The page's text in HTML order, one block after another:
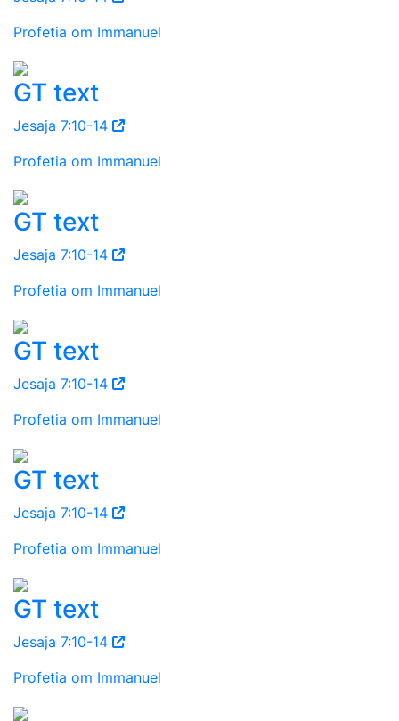
Profetia om Immanuel
GT text
Jesaja 7:10-14
Profetia om Immanuel
GT text
Jesaja 7:10-14
Profetia om Immanuel
GT text
Jesaja 7:10-14
Profetia om Immanuel
GT text
Jesaja 7:10-14
Profetia om Immanuel
GT text
Jesaja 7:10-14
Profetia om Immanuel